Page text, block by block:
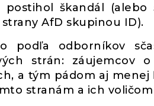
postihol škandál
AfD skupinou ID).
podľa odborníkov
strán: záujemcov
a tým pádom aj
stranám a ich